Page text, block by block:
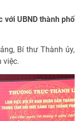
với UBND thành phố
Bí thư Thành ủy,
việc.